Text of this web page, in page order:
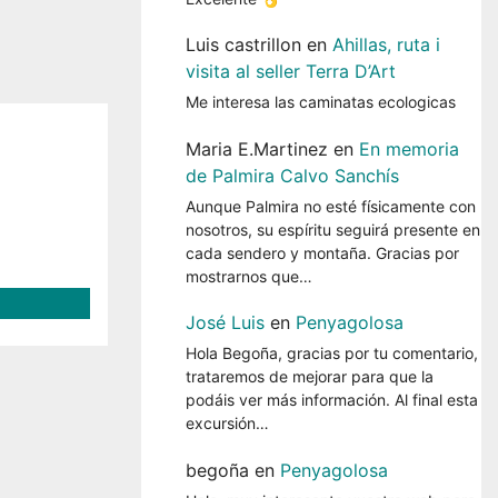
Luis castrillon en Ahillas, ruta i
visita al seller Terra D’Art
Me interesa las caminatas ecologicas
Maria E.Martinez en En memoria
de Palmira Calvo Sanchís
Aunque Palmira no esté físicamente con
nosotros, su espíritu seguirá presente en
cada sendero y montaña. Gracias por
mostrarnos que…
José Luis en Penyagolosa
Hola Begoña, gracias por tu comentario,
trataremos de mejorar para que la
podáis ver más información. Al final esta
excursión…
begoña en Penyagolosa